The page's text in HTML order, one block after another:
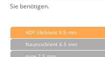
Sie benötigen.
HDF lifeSilent 9.5 mm
NauticoSilent 6.5 mm